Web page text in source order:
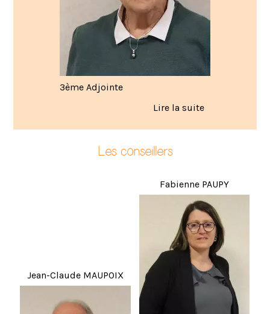
3ème Adjointe
Les conseillers
Jean-Claude MAUPOIX
Fabienne PAUPY